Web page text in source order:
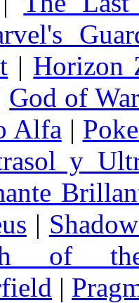
| Horizon
God of
Alfa |
y
|
of
|